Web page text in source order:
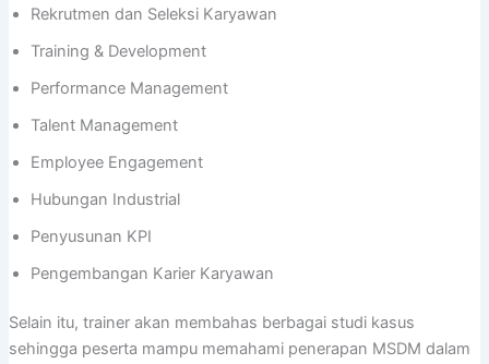
Rekrutmen dan Seleksi Karyawan
Training & Development
Performance Management
Talent Management
Employee Engagement
Hubungan Industrial
Penyusunan KPI
Pengembangan Karier Karyawan
Selain itu, trainer akan membahas berbagai studi kasus
sehingga peserta mampu memahami penerapan MSDM dalam